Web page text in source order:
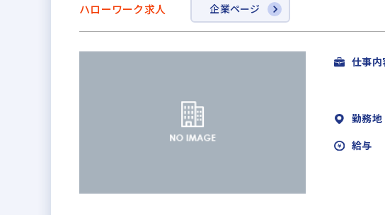
ハローワーク求人 企業ページ
仕事内
勤務地
給与